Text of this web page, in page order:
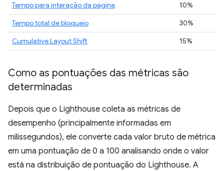
Tempo para interação da página
10%
Tempo total de bloqueio
30%
Cumulative Layout Shift
15%
Como as pontuações das métricas são
determinadas
Depois que o Lighthouse coleta as métricas de
desempenho (principalmente informadas em
milissegundos), ele converte cada valor bruto de métrica
em uma pontuação de 0 a 100 analisando onde o valor
está na distribuição de pontuação do Lighthouse. A